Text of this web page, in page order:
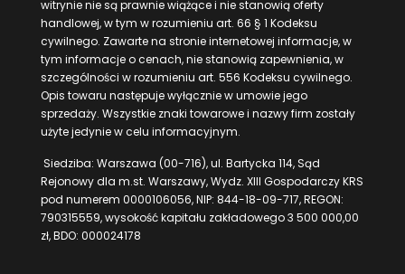
witrynie nie są prawnie wiążące i nie stanowią oferty
handlowej, w tym w rozumieniu art. 66 § 1 Kodeksu
cywilnego. Zawarte na stronie internetowej informacje, w
tym informacje o cenach, nie stanowią zapewnienia, w
szczególności w rozumieniu art. 556 Kodeksu cywilnego.
Opis towaru następuje wyłącznie w umowie jego
sprzedaży. Wszystkie znaki towarowe i nazwy firm zostały
użyte jedynie w celu informacyjnym.
Siedziba: Warszawa (00-716), ul. Bartycka 114, Sąd
Rejonowy dla m.st. Warszawy, Wydz. XIII Gospodarczy KRS
pod numerem 0000106056, NIP: 844-18-09-717, REGON:
790315559, wysokość kapitału zakładowego 3 500 000,00
zł, BDO: 000024178